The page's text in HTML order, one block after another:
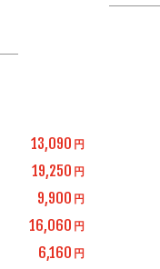
13,090 円
19,250 円
9,900 円
16,060 円
6,160 円